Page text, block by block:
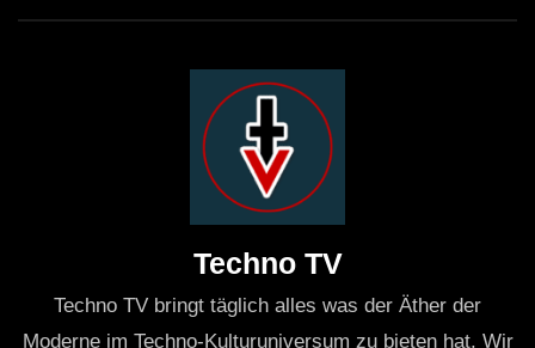
Techno TV
Techno TV bringt täglich alles was der Äther der
Moderne im Techno-Kulturuniversum zu bieten hat. Wir